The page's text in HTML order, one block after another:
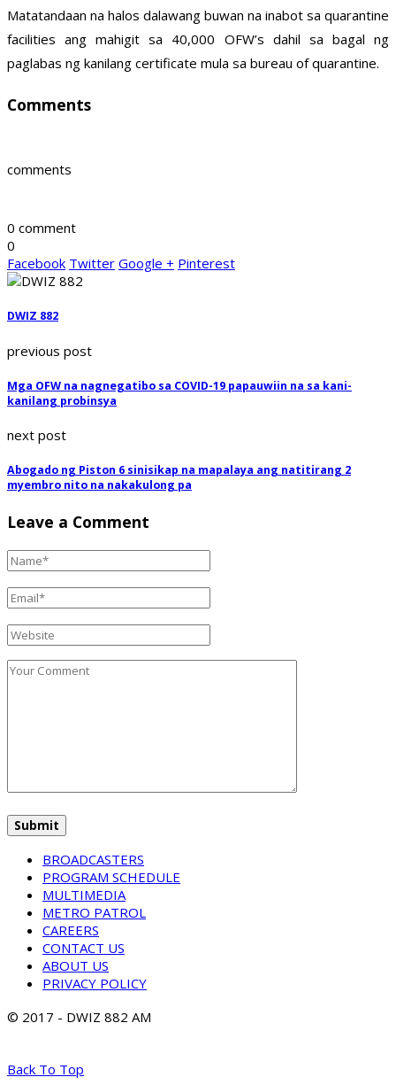
Matatandaan na halos dalawang buwan na inabot sa quarantine
facilities ang mahigit sa 40,000 OFW’s dahil sa bagal ng
paglabas ng kanilang certificate mula sa bureau of quarantine.
Comments
comments
0 comment
0
Facebook Twitter Google + Pinterest
DWIZ 882
previous post
Mga OFW na nagnegatibo sa COVID-19 papauwiin na sa kani-
kanilang probinsya
next post
Abogado ng Piston 6 sinisikap na mapalaya ang natitirang 2
myembro nito na nakakulong pa
Leave a Comment
BROADCASTERS
PROGRAM SCHEDULE
MULTIMEDIA
METRO PATROL
CAREERS
CONTACT US
ABOUT US
PRIVACY POLICY
© 2017 - DWIZ 882 AM
Back To Top